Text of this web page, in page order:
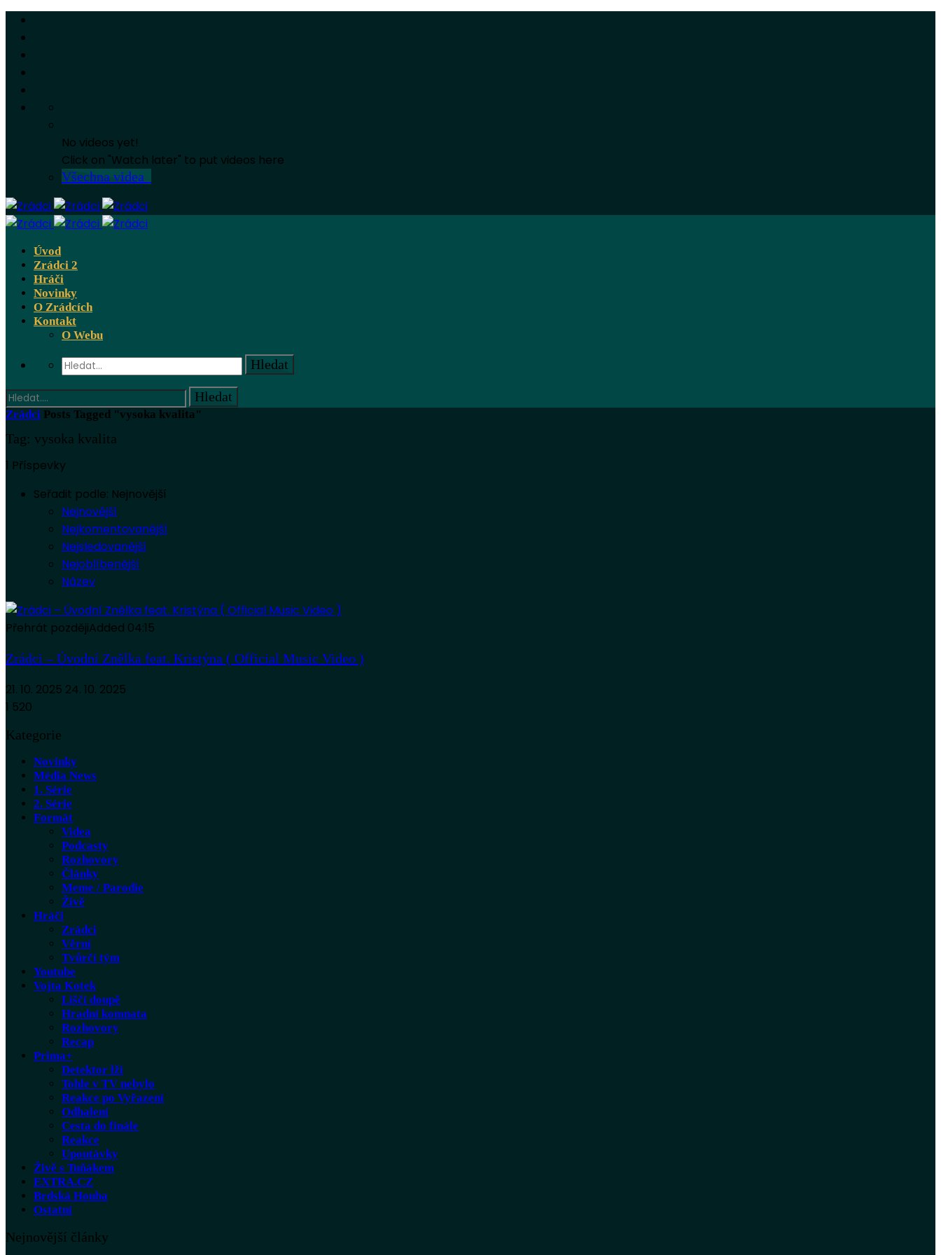
No videos yet!
Click on "Watch later" to put videos here
Všechna videa
Úvod
Zrádci 2
Hráči
Novinky
O Zrádcích
Kontakt
O Webu
Zrádci Posts Tagged "vysoka kvalita"
Tag: vysoka kvalita
1 Příspevky
Seřadit podle: Nejnovější
Nejnovější
Nejkomentovanější
Nejsledovanější
Nejoblíbenější
Název
Přehrát pozdějiAdded 04:15
Zrádci – Úvodní Znělka feat. Kristýna ( Official Music Video )
21. 10. 2025 24. 10. 2025
1 520
Kategorie
Novinky
Média News
1. Série
2. Série
Formát
Videa
Podcasty
Rozhovory
Články
Meme / Parodie
Živě
Hráči
Zrádci
Věrní
Tvůrčí tým
Youtube
Vojta Kotek
Liščí doupě
Hradní komnata
Rozhovory
Recap
Prima+
Detektor lži
Tohle v TV nebylo
Reakce po Vyřazení
Odhalení
Cesta do finále
Reakce
Upoutávky
Živě s Tuňákem
EXTRA.CZ
Brdská Houba
Ostatní
Nejnovější články